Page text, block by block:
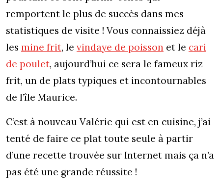
remportent le plus de succès dans mes
statistiques de visite ! Vous connaissiez déjà
les mine frit, le vindaye de poisson et le cari
de poulet, aujourd’hui ce sera le fameux riz
frit, un de plats typiques et incontournables
de l’île Maurice.
C’est à nouveau Valérie qui est en cuisine, j’ai
tenté de faire ce plat toute seule à partir
d’une recette trouvée sur Internet mais ça n’a
pas été une grande réussite !